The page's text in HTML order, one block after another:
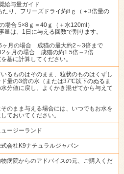
給与量ガイド
たり、フリーズドライ約8ｇ（＋3倍量の
場合 5×8ｇ＝40ｇ（＋水120ml）
量は、1日に与える回数で割ります。
ヶ月の場合 成猫の最大約2～3倍まで
ヶ月の場合 成猫の約1.5倍～2倍
基に計算してください。
るものはそのまま、粒状のものはくずし
量の3倍の水（または37℃以下のぬるま
分値に戻し、よくかき混ぜてから与えて
のまま与える場合には、いつでもお水を
ておいてください。
ュージーランド
式会社K9ナチュラルジャパン
病院からのアドバイスの元、ご購入くだ